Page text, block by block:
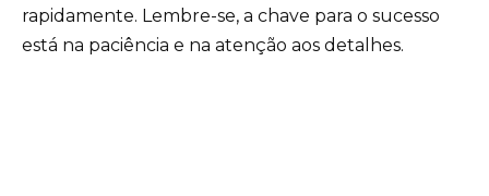
rapidamente. Lembre-se, a chave para o sucesso
está na paciência e na atenção aos detalhes.